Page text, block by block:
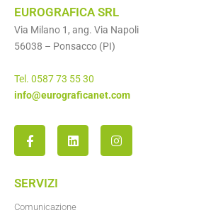
EUROGRAFICA SRL
Via Milano 1, ang. Via Napoli
56038 – Ponsacco (PI)
Tel. 0587 73 55 30
info@eurograficanet.com
SERVIZI
Comunicazione